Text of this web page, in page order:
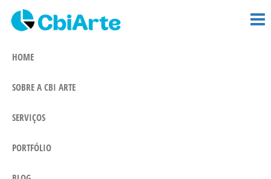
Pular
para
HOME
SOBRE A CBI ARTE
SERVIÇOS
PORTFÓLIO